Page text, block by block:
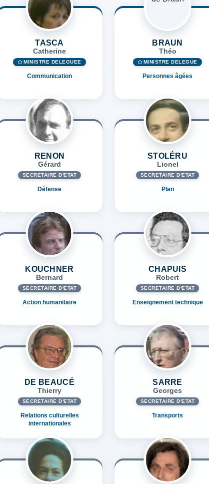
TASCA
Catherine
MINISTRE DÉLÉGUÉE
Communication
BRAUN
Théo
MINISTRE DÉLÉGUÉ
Personnes âgées
RENON
Gérard
SECRÉTAIRE D'ETAT
Défense
STOLÉRU
Lionel
SECRÉTAIRE D'ETAT
Plan
KOUCHNER
Bernard
SECRÉTAIRE D'ETAT
Action humanitaire
CHAPUIS
Robert
SECRÉTAIRE D'ETAT
Enseignement technique
DE BEAUCÉ
Thierry
SECRÉTAIRE D'ETAT
Relations culturelles
internationales
SARRE
Georges
SECRÉTAIRE D'ETAT
Transports